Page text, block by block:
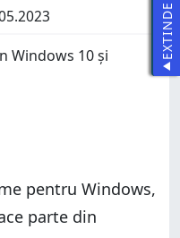
pentru Windows,
parte din
EXTINDE